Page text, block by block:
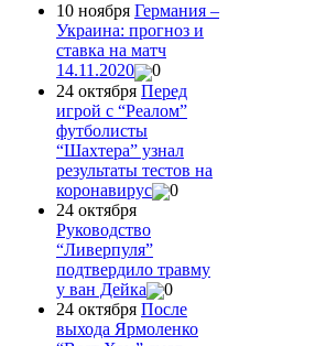
10 ноября Германия –
Украина: прогноз и
ставка на матч
14.11.2020
0
24 октября Перед
игрой с “Реалом”
футболисты
“Шахтера” узнал
результаты тестов на
коронавирус
0
24 октября
Руководство
“Ливерпуля”
подтвердило травму
у ван Дейка
0
24 октября После
выхода Ярмоленко